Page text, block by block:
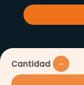
Cantidad －